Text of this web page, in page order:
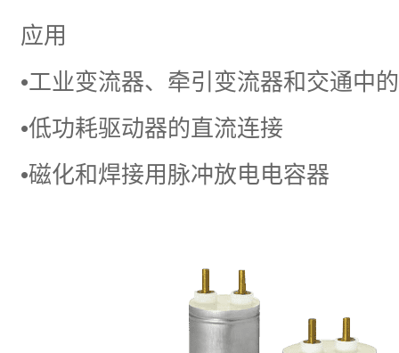
应用
•工业变流器、牵引变流器和交通中
•低功耗驱动器的直流连接
•磁化和焊接用脉冲放电电容器